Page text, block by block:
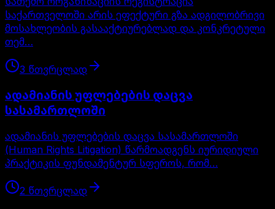
საქართველოში არის ეფექტური გზა ადგილობრივი
მოსახლეობის გასააქტიურებლად და კონკრეტული
თემ…
3 წთვრცლად
ადამიანის უფლებების დაცვა
სასამართლოში
ადამიანის უფლებების დაცვა სასამართლოში
(Human Rights Litigation) წარმოადგენს იურიდიული
პრაქტიკის ფუნდამენტურ სფეროს, რომ…
2 წთვრცლად